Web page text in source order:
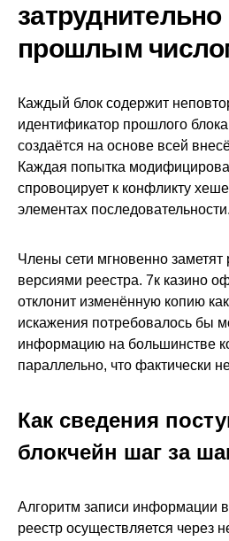
прошлым
Каждый блок содержит
идентификатор прошлого
создаётся на основе всей
Каждая попытка
спровоцирует к конфликту
элементах последовательности.
Члены сети мгновенно
версиями реестра. 7к казино
отклонит изменённую копию
искажения потребовалось бы
информацию на большинстве
параллельно, что фактически
Как сведения
блокчейн шаг за
Алгоритм записи информации
реестр осуществляется через